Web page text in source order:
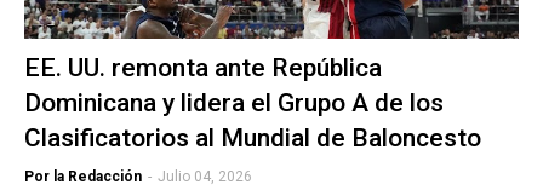
EE. UU. remonta ante República
Dominicana y lidera el Grupo A de los
Clasificatorios al Mundial de Baloncesto
Por la Redacción - Julio 04, 2026